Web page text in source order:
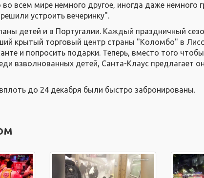
всем мире немного другое, иногда даже немного
устроить вечеринку".
детей и в Португалии. Каждый праздничный
крытый торговый центр страны "Коломбо" в
и попросить подарки. Теперь, вместо того
взволнованных детей, Санта-Клаус предлагает
до 24 декабря были быстро забронированы.